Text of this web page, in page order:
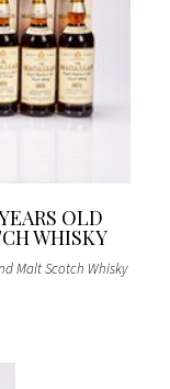
OLD
WHISKY
Malt Scotch Whisky